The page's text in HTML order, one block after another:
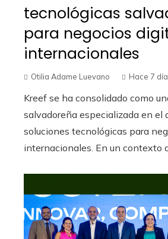
tecnológicas
para negocios
internacionales
Otilia Adame Luevano Hace 7
Kreef se ha consolidado como
salvadoreña especializada en el
soluciones tecnológicas para
internacionales. En un contexto